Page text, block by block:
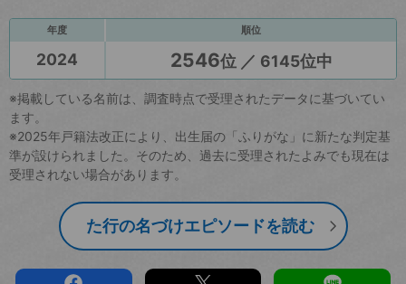
年度 順位
2024 2546位 ／ 6145位中
※掲載している名前は、調査時点で受理されたデータに基づいてい
ます。
※2025年戸籍法改正により、出生届の「ふりがな」に新たな判定基
準が設けられました。そのため、過去に受理されたよみでも現在は
受理されない場合があります。
た行の名づけエピソードを読む